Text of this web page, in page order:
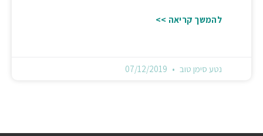
להמשך קריאה >>
נטע סימן טוב